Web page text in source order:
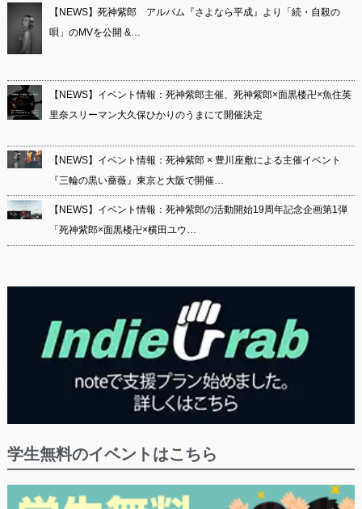
【NEWS】死神紫郎 アルバム『さよなら平成』より「続・自殺の
唄」のMVを公開 &…
【NEWS】イベント情報：死神紫郎主催、死神紫郎×面黒楼卍×魚住英
里奈スリーマン大久保ひかりのうまにて開催決定
【NEWS】イベント情報：死神紫郎 × 豊川座敷による主催イベント
『三輪の黒い薔薇』東京と大阪で開催…
【NEWS】イベント情報：死神紫郎の活動開始19周年記念企画第1弾
「死神紫郎×面黒楼卍×横田ユウ…
学生無料のイベントはこちら